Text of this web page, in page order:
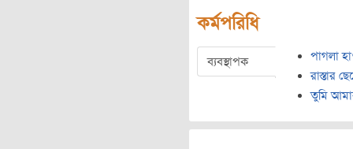
কর্মপরিধি
ব্যবস্থাপক
পাগলা
রাস্তার
তুমি